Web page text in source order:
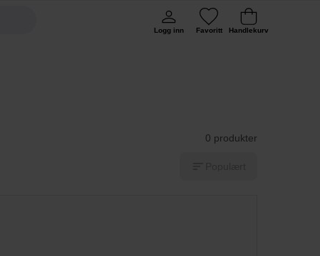
Logg inn Favoritt Handlekurv
0 produkter